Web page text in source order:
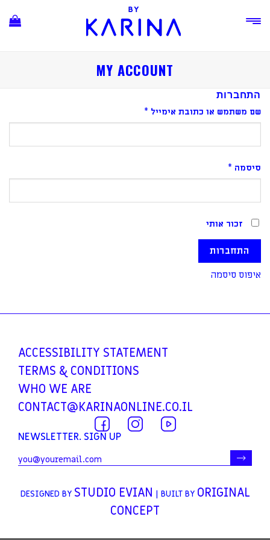
MY ACCOUNT
התחברות
שם משתמש או כתובת אימייל *
סיסמה *
זכור אותי
התחברות
איפוס סיסמה
ACCESSIBILITY STATEMENT
TERMS & CONDITIONS
WHO WE ARE
CONTACT@KARINAONLINE.CO.IL
NEWSLETTER. SIGN UP
DESIGNED BY STUDIO EVIAN | BUILT BY ORIGINAL
CONCEPT